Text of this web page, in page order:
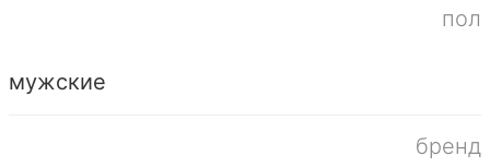
пол
мужские
бренд